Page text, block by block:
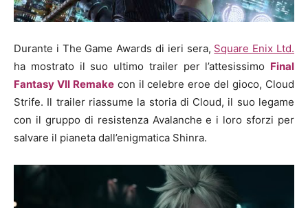
Durante i The Game Awards di ieri sera, Square Enix Ltd.
ha mostrato il suo ultimo trailer per l’attesissimo Final
Fantasy VII Remakecon il celebre eroe del gioco, Cloud
Strife. Il trailer riassume la storia di Cloud, il suo legame
con il gruppo di resistenza Avalanche e i loro sforzi per
salvare il pianeta dall’enigmatica Shinra.